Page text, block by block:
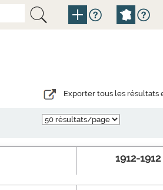
Exporter tous les résultats
1912-1912